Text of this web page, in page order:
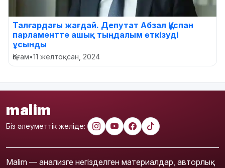
Талғардағы жағдай. Депутат Абзал Құспан
парламентте ашық тыңдалым өткізуді
ұсынды
Қоғам•11 желтоқсан, 2024
malim
Біз әлеуметтік желіде:
Malim — анализге негізделген материалдар, авторлық